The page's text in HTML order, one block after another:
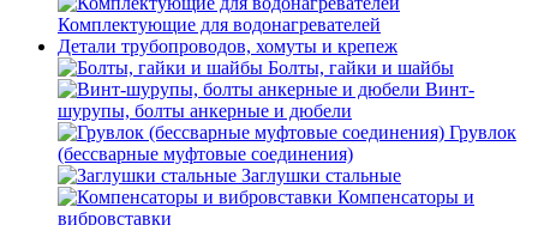
Комплектующие для водонагревателей
Детали трубопроводов, хомуты и крепеж
Болты, гайки и шайбы
Винт-
шурупы, болты анкерные и дюбели
Грувлок
(бессварные муфтовые соединения)
Заглушки стальные
Компенсаторы и
вибровставки